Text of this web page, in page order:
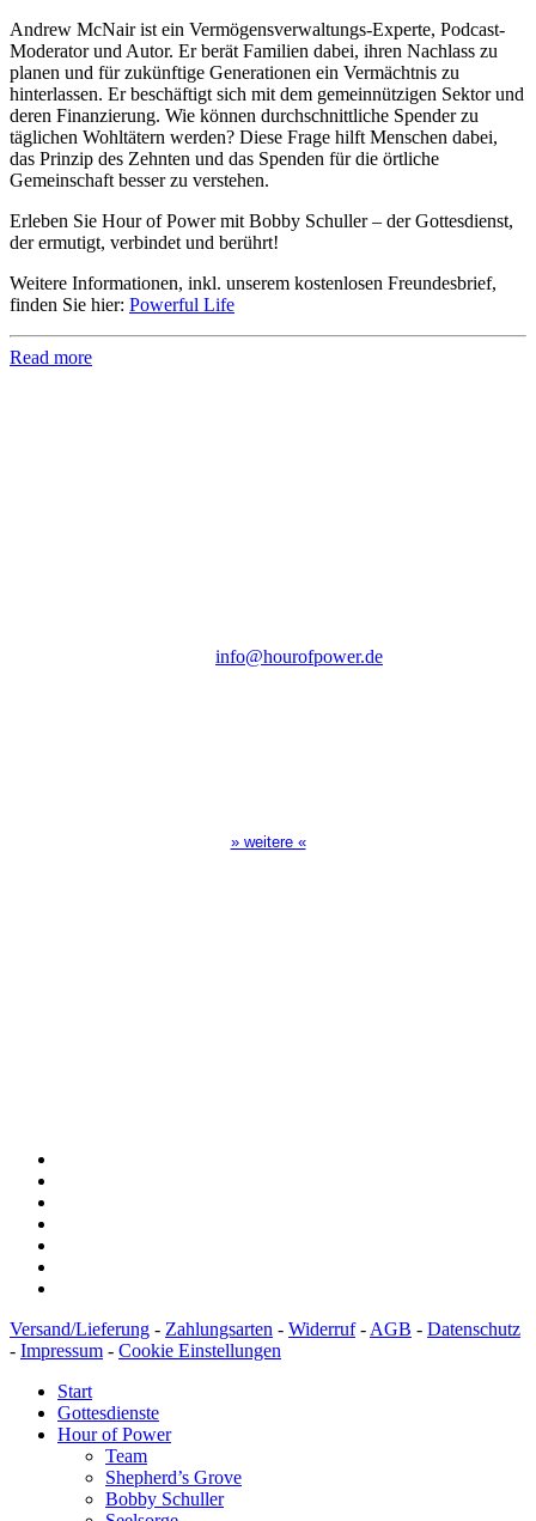
Andrew McNair ist ein Vermögensverwaltungs-Experte, Podcast-
Moderator und Autor. Er berät Familien dabei, ihren Nachlass zu
planen und für zukünftige Generationen ein Vermächtnis zu
hinterlassen. Er beschäftigt sich mit dem gemeinnützigen Sektor und
deren Finanzierung. Wie können durchschnittliche Spender zu
täglichen Wohltätern werden? Diese Frage hilft Menschen dabei,
das Prinzip des Zehnten und das Spenden für die örtliche
Gemeinschaft besser zu verstehen.
Erleben Sie Hour of Power mit Bobby Schuller – der Gottesdienst,
der ermutigt, verbindet und berührt!
Weitere Informationen, inkl. unserem kostenlosen Freundesbrief,
finden Sie hier: Powerful Life
Read more
info@hourofpower.de
» weitere «
Versand/Lieferung - Zahlungsarten - Widerruf- AGB - Datenschutz
- Impressum - Cookie Einstellungen
Start
Gottesdienste
Hour of Power
Team
Shepherd’s Grove
Bobby Schuller